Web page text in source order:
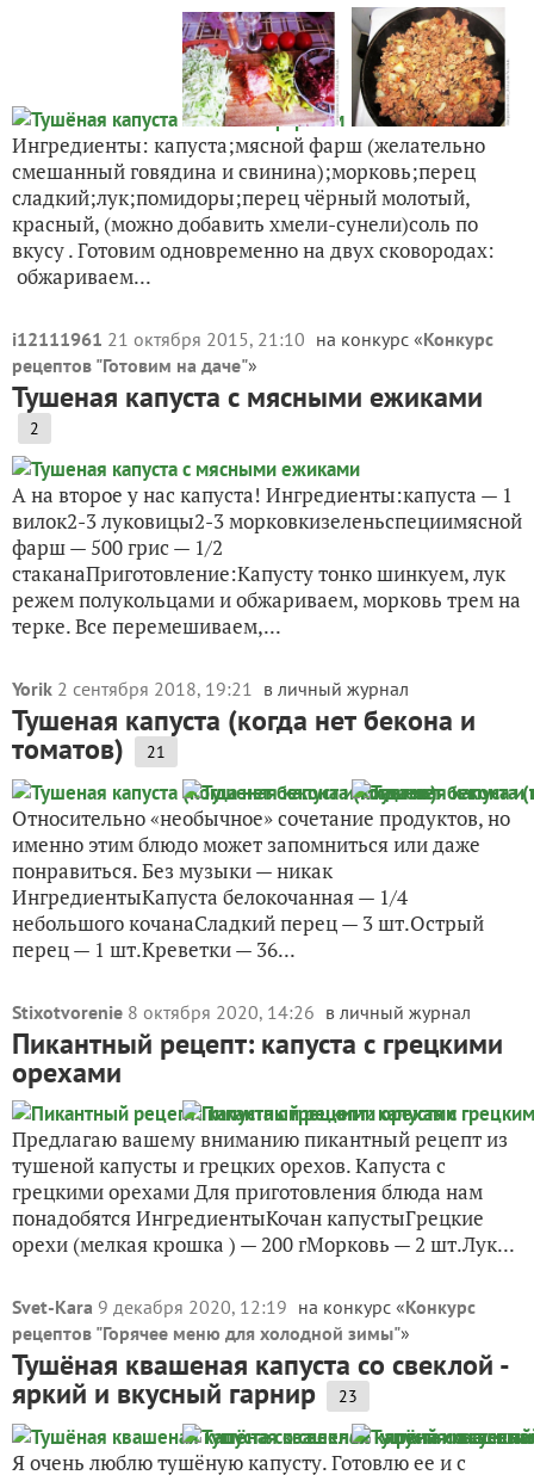
Ингредиенты: капуста;мясной фарш (желательно
смешанный говядина и свинина);морковь;перец
сладкий;лук;помидоры;перец чёрный молотый,
красный, (можно добавить хмели-сунели)соль по
вкусу . Готовим одновременно на двух сковородах:
обжариваем...
i12111961 21 октября 2015, 21:10 на конкурс «Конкурс
рецептов "Готовим на даче"»
Тушеная капуста с мясными ежиками
2
А на второе у нас капуста! Ингредиенты:капуста — 1
вилок2-3 луковицы2-3 морковкизеленьспециимясной
фарш — 500 грис — 1/2
стаканаПриготовление:Капусту тонко шинкуем, лук
режем полукольцами и обжариваем, морковь трем на
терке. Все перемешиваем,...
Yorik 2 сентября 2018, 19:21 в личный журнал
Тушеная капуста (когда нет бекона и
томатов) 21
Относительно «необычное» сочетание продуктов, но
именно этим блюдо может запомниться или даже
понравиться. Без музыки — никак
ИнгредиентыКапуста белокочанная — 1/4
небольшого кочанаСладкий перец — 3 шт.Острый
перец — 1 шт.Креветки — 36...
Stixotvorenie 8 октября 2020, 14:26 в личный журнал
Пикантный рецепт: капуста с грецкими
орехами
Предлагаю вашему вниманию пикантный рецепт из
тушеной капусты и грецких орехов. Капуста с
грецкими орехами Для приготовления блюда нам
понадобятся ИнгредиентыКочан капустыГрецкие
орехи (мелкая крошка ) — 200 гМорковь — 2 шт.Лук...
Svet-Kara 9 декабря 2020, 12:19 на конкурс «Конкурс
рецептов "Горячее меню для холодной зимы"»
Тушёная квашеная капуста со свеклой -
яркий и вкусный гарнир 23
Я очень люблю тушёную капусту. Готовлю ее и с